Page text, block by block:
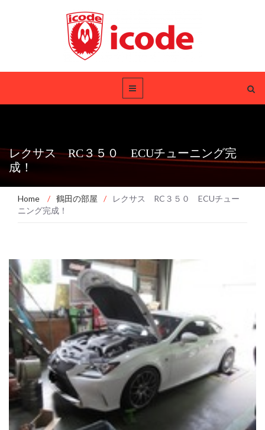
レクサス RC３５０ ECUチューニング完
成！
Home / 鶴田の部屋 /
レクサス RC３５０ ECUチュー
ニング完成！